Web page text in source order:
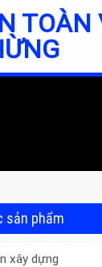
TOÀN
sản phẩm
xây dựng